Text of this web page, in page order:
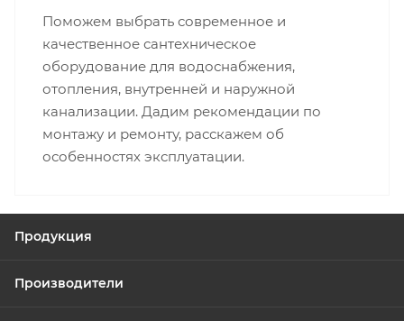
Поможем выбрать современное и
качественное сантехническое
оборудование для водоснабжения,
отопления, внутренней и наружной
канализации. Дадим рекомендации по
монтажу и ремонту, расскажем об
особенностях эксплуатации.
Продукция
Производители